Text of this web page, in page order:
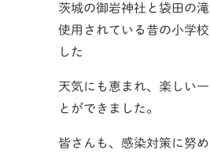
茨城の御岩神社と袋田の
使用されている昔の小学
した
天気にも恵まれ、楽しい
とができました。
皆さんも、感染対策に努